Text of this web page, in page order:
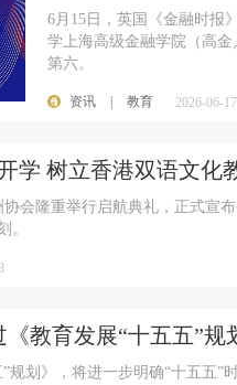
6月15日，英国《金融时报
学上海高级金融学院（高
第六。
资讯 教育 2026-06-
学 树立香港双语文化
会隆重举行启航典礼，正式宣
。
教育发展“十五五”规
规划》，将进一步明确“十五五